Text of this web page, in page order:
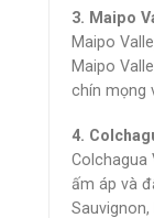
3. Maipo
Maipo
Maipo
chín mọng
4.
Colchagua
ấm áp và